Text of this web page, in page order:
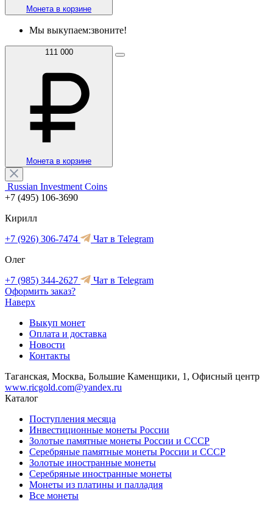
Монета в корзине
Мы выкупаем:звоните!
111 000
Монета в корзине
Russian Investment Coins
+7 (495) 106-3690
Кирилл
+7 (926) 306-7474
Чат в Telegram
Олег
+7 (985) 344-2627
Чат в Telegram
Оформить заказ?
Наверх
Выкуп монет
Оплата и доставка
Новости
Контакты
Таганская, Москва, Большие Каменщики, 1, Офисный центр
www.ricgold.com@yandex.ru
Каталог
Поступления месяца
Инвестиционные монеты России
Золотые памятные монеты России и СССР
Серебряные памятные монеты России и СССР
Золотые иностранные монеты
Серебряные иностранные монеты
Монеты из платины и палладия
Все монеты